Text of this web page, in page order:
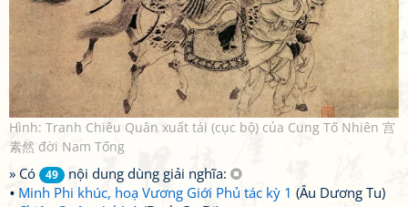
Hình: Tranh Chiêu Quân xuất tái (cục bộ) của Cung Tố Nhiên 宫
素然 đời Nam Tống
» Có 49
nội dung dùng giải nghĩa:
Minh Phi khúc, hoạ Vương Giới Phủ tác kỳ 1 (Âu Dương Tu)